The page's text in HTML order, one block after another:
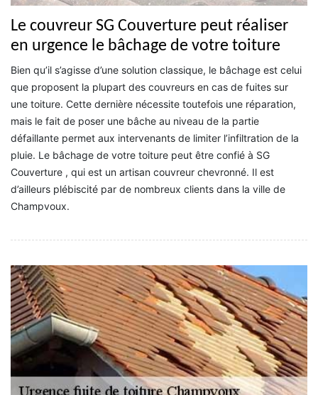
Le couvreur SG Couverture peut réaliser
en urgence le bâchage de votre toiture
Bien qu’il s’agisse d’une solution classique, le bâchage est celui
que proposent la plupart des couvreurs en cas de fuites sur
une toiture. Cette dernière nécessite toutefois une réparation,
mais le fait de poser une bâche au niveau de la partie
défaillante permet aux intervenants de limiter l’infiltration de la
pluie. Le bâchage de votre toiture peut être confié à SG
Couverture , qui est un artisan couvreur chevronné. Il est
d’ailleurs plébiscité par de nombreux clients dans la ville de
Champvoux.